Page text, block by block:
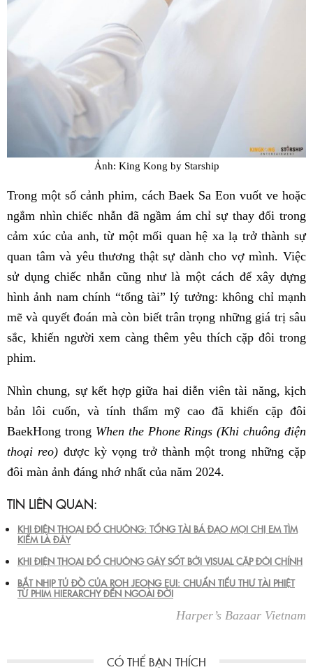
Ảnh: King Kong by Starship
Trong một số cảnh phim, cách Baek Sa Eon vuốt ve hoặc
ngắm nhìn chiếc nhẫn đã ngầm ám chỉ sự thay đổi trong
cảm xúc của anh, từ một mối quan hệ xa lạ trở thành sự
quan tâm và yêu thương thật sự dành cho vợ mình. Việc
sử dụng chiếc nhẫn cũng như là một cách để xây dựng
hình ảnh nam chính “tổng tài” lý tưởng: không chỉ mạnh
mẽ và quyết đoán mà còn biết trân trọng những giá trị sâu
sắc, khiến người xem càng thêm yêu thích cặp đôi trong
phim.
Nhìn chung, sự kết hợp giữa hai diễn viên tài năng, kịch
bản lôi cuốn, và tính thẩm mỹ cao đã khiến cặp đôi
BaekHong trong When the Phone Rings (Khi chuông điện
thoại reo) được kỳ vọng trở thành một trong những cặp
đôi màn ảnh đáng nhớ nhất của năm 2024.
TIN LIÊN QUAN:
KHI ĐIỆN THOẠI ĐỔ CHUÔNG: TỔNG TÀI BÁ ĐẠO MỌI CHỊ EM TÌM
KIẾM LÀ ĐÂY
KHI ĐIỆN THOẠI ĐỔ CHUÔNG GÂY SỐT BỞI VISUAL CẶP ĐÔI CHÍNH
BẮT NHỊP TỦ ĐỒ CỦA ROH JEONG EUI: CHUẨN TIỂU THƯ TÀI PHIỆT
TỪ PHIM HIERARCHY ĐẾN NGOÀI ĐỜI
Harper’s Bazaar Vietnam